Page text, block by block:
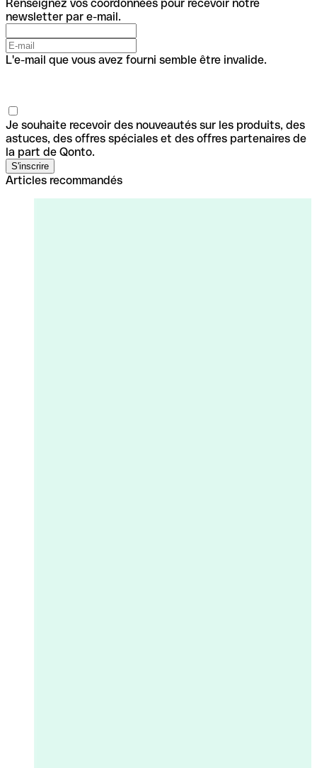
Renseignez vos coordonnées pour recevoir notre
newsletter par e-mail.
L'e-mail que vous avez fourni semble être invalide.
Je souhaite recevoir des nouveautés sur les produits, des
astuces, des offres spéciales et des offres partenaires de
la part de Qonto.
Articles recommandés